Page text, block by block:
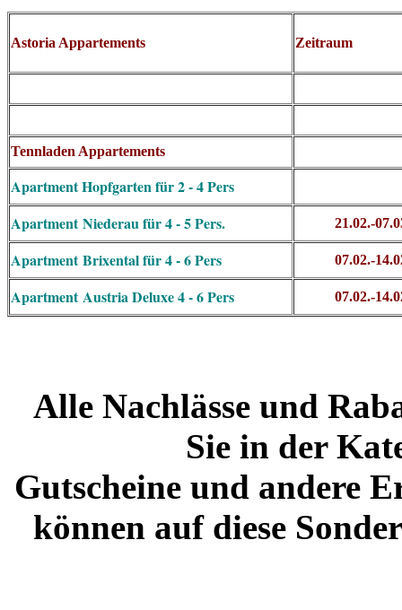
Astoria Appartements Zeitraum
Tennladen Appartements
Apartment Hopfgarten für 2 - 4 Pers
ApartmentNiederau für 4 - 5 Pers. 21.02.-
ApartmentBrixental für 4 - 6 Pers 07.02.-
ApartmentAustria Deluxe 4 - 6 Pers 07.02.-
Alle Nachlässe und
Sie in der
Gutscheine und andere
können auf diese